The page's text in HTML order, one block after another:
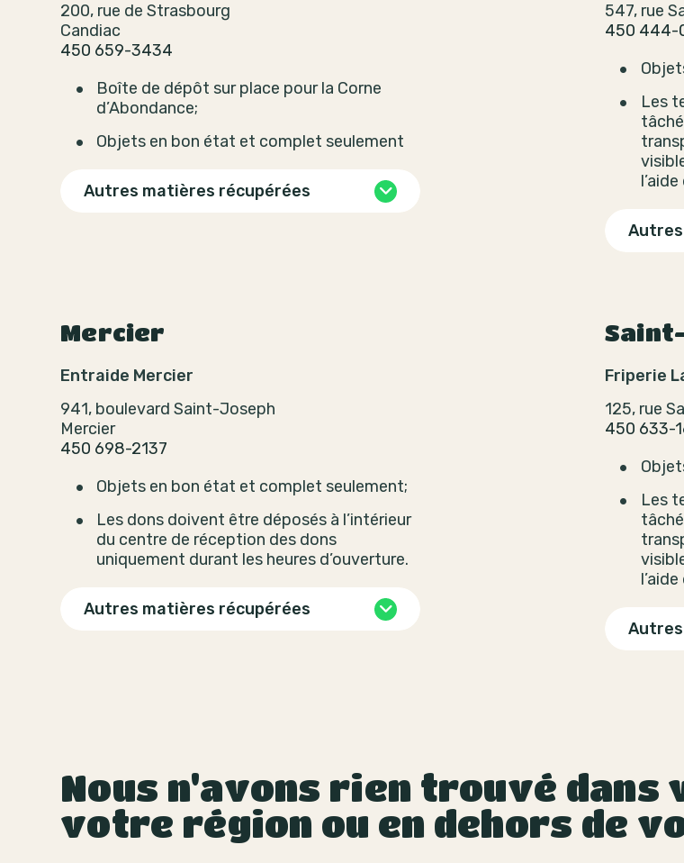
200, rue de Strasbourg
Candiac
450 659-3434
Boîte de dépôt sur place pour la Corne
d’Abondance;
Objets en bon état et complet seulement
Autres matières récupérées
547, rue
450 444-
Les
Mercier
Entraide Mercier
941, boulevard Saint-Joseph
Mercier
450 698-2137
Objets en bon état et complet seulement;
Les dons doivent être déposés à l’intérieur
du centre de réception des dons
uniquement durant les heures d’ouverture.
Autres matières récupérées
Friperie
125, rue
450 633-
Les
Nous n'avons rien trouvé
votre région ou en dehors de